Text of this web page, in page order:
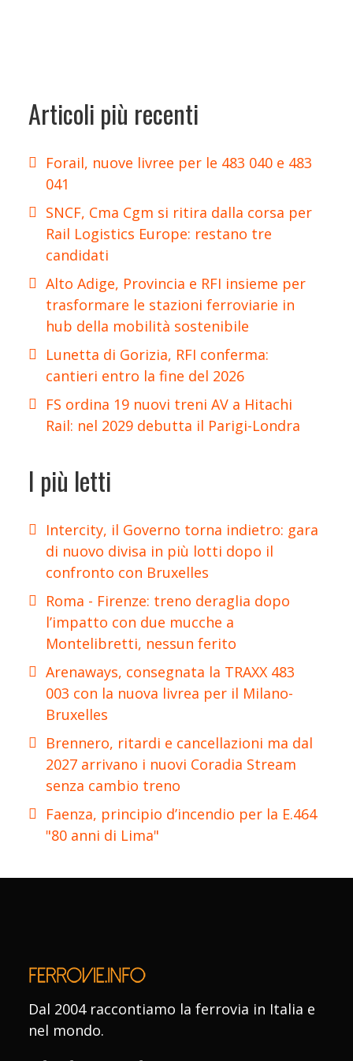
Articoli più recenti
Forail, nuove livree per le 483 040 e 483
041
SNCF, Cma Cgm si ritira dalla corsa per
Rail Logistics Europe: restano tre
candidati
Alto Adige, Provincia e RFI insieme per
trasformare le stazioni ferroviarie in
hub della mobilità sostenibile
Lunetta di Gorizia, RFI conferma:
cantieri entro la fine del 2026
FS ordina 19 nuovi treni AV a Hitachi
Rail: nel 2029 debutta il Parigi-Londra
I più letti
Intercity, il Governo torna indietro: gara
di nuovo divisa in più lotti dopo il
confronto con Bruxelles
Roma - Firenze: treno deraglia dopo
l’impatto con due mucche a
Montelibretti, nessun ferito
Arenaways, consegnata la TRAXX 483
003 con la nuova livrea per il Milano-
Bruxelles
Brennero, ritardi e cancellazioni ma dal
2027 arrivano i nuovi Coradia Stream
senza cambio treno
Faenza, principio d’incendio per la E.464
"80 anni di Lima"
Dal 2004 raccontiamo la ferrovia in Italia e
nel mondo.